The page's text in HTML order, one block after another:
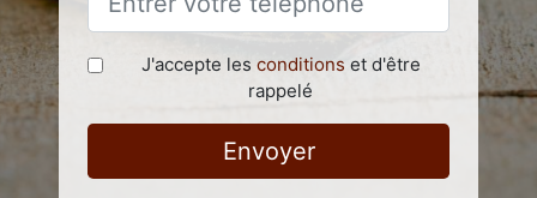
J'accepte les conditions et d'être
rappelé
Envoyer